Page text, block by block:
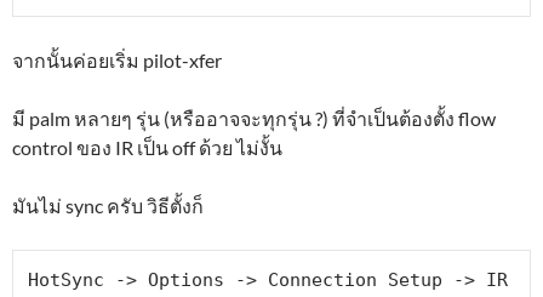
จากนั้นค่อยเริ่ม pilot-xfer
มี palm หลายๆ รุ่น (หรืออาจจะทุกรุ่น ?) ที่จำเป็นต้องตั้ง flow
control ของ IR เป็น off ด้วย ไม่งั้น
มันไม่ sync ครับ วิธีตั้งก็
HotSync -> Options -> Connection Setup -> IR